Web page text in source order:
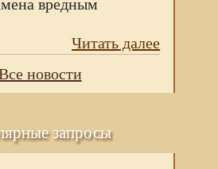
вредным
Читать далее
новости
запросы